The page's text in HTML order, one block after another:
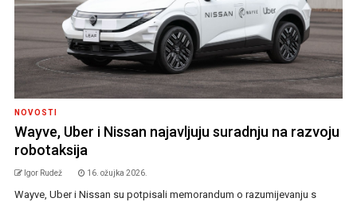
NOVOSTI
Wayve, Uber i Nissan najavljuju suradnju na razvoju
robotaksija
Igor Rudež 16. ožujka 2026.
Wayve, Uber i Nissan su potpisali memorandum o razumijevanju s